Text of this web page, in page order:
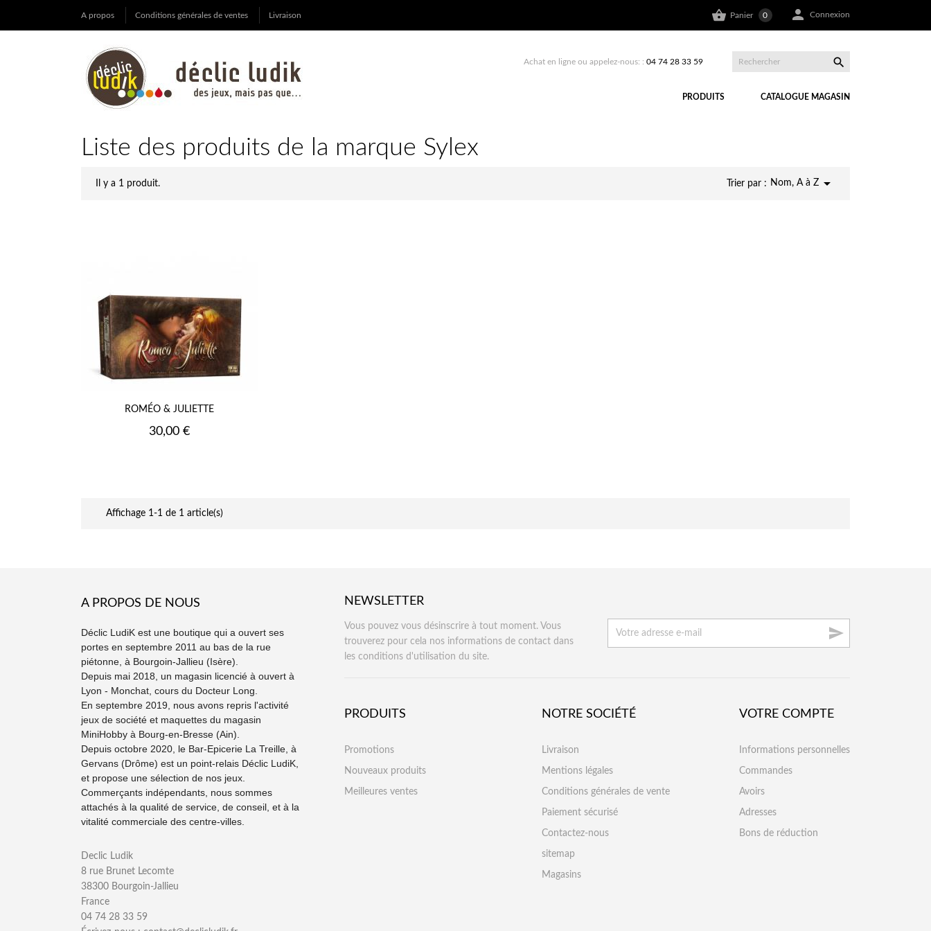
A propos Conditions générales de ventes Livraison  Panier 0  Connexion
Achat en ligne ou appelez-nous: : 04 74 28 33 59 
PRODUITS CATALOGUE MAGASIN
Liste des produits de la marque Sylex
Il y a 1 produit. Trier par : Nom, A à Z 
ROMÉO & JULIETTE
Prix
30,00 €
Affichage 1-1 de 1 article(s)
A PROPOS DE NOUS
Déclic LudiK est une boutique qui a ouvert ses
portes en septembre 2011 au bas de la rue
piétonne, à Bourgoin-Jallieu (Isère).
Depuis mai 2018, un magasin licencié à ouvert à
Lyon - Monchat, cours du Docteur Long.
En septembre 2019, nous avons repris l'activité
jeux de société et maquettes du magasin
MiniHobby à Bourg-en-Bresse (Ain).
Depuis octobre 2020, le Bar-Epicerie La Treille, à
Gervans (Drôme) est un point-relais Déclic LudiK,
et propose une sélection de nos jeux.
Commerçants indépendants, nous sommes
attachés à la qualité de service, de conseil, et à la
vitalité commerciale des centre-villes.
Declic Ludik
8 rue Brunet Lecomte
38300 Bourgoin-Jallieu
France
04 74 28 33 59
NEWSLETTER
Vous pouvez vous désinscrire à tout moment. Vous
trouverez pour cela nos informations de contact dans
les conditions d'utilisation du site.

PRODUITS
Promotions
Nouveaux produits
Meilleures ventes
NOTRE SOCIÉTÉ
Livraison
Mentions légales
Conditions générales de vente
Paiement sécurisé
Contactez-nous
sitemap
Magasins
VOTRE COMPTE
Informations personnelles
Commandes
Avoirs
Adresses
Bons de réduction